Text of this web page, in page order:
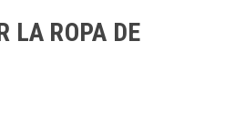
LA ROPA DE